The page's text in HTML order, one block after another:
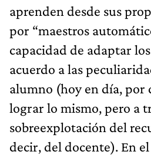
aprenden desde sus
por “maestros
capacidad de adaptar
acuerdo a las
alumno (hoy en día, por
lograr lo mismo, pero a
sobreexplotación del
decir, del docente). En